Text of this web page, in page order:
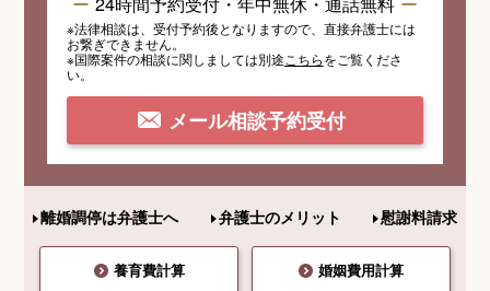
※法律相談は、受付予約後となりますので、 直接弁護士には
お繋ぎできません。
※国際案件の相談に関しましては別途 こちらをご覧くださ
い。
メール相談予約受付
離婚調停は弁護士へ 弁護士のメリット 慰謝料請求
養育費計算 婚姻費用計算